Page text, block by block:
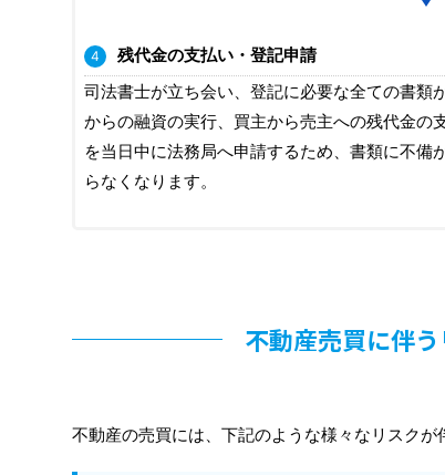
残代金の支払い・登記申請
司法書士が立ち会い、登記に必要な全ての書類
からの融資の実行、買主から売主への残代金の
を当日中に法務局へ申請するため、書類に不備
らなくなります。
不動産売買に伴
不動産の売買には、下記のような様々なリスクが